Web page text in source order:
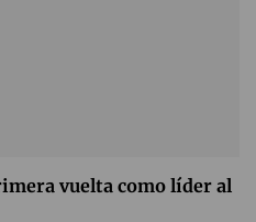
vuelta como líder al